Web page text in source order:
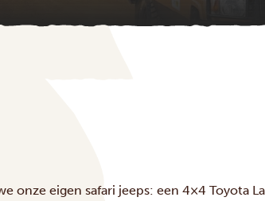
onze eigen safari jeeps: een 4×4 Toyota